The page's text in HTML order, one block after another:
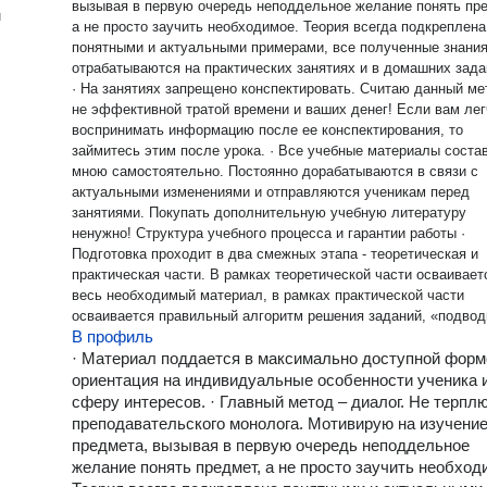
вызывая в первую очередь неподдельное желание понять
а не просто заучить необходимое. Теория всегда подкреплена
понятными и актуальными примерами, все полученные знания
отрабатываются на практических занятиях и в домашних
· На занятиях запрещено конспектировать. Считаю данный
не эффективной тратой времени и ваших денег! Если вам
воспринимать информацию после ее конспектирования, то
займитесь этим после урока. · Все учебные материалы
мною самостоятельно. Постоянно дорабатываются в связи с
актуальными изменениями и отправляются ученикам перед
занятиями. Покупать дополнительную учебную литературу
ненужно! Структура учебного процесса и гарантии работы ·
Подготовка проходит в два смежных этапа - теоретическая и
практическая части. В рамках теоретической части
весь необходимый материал, в рамках практической части
осваивается правильный алгоритм решения заданий,
камни», слова «триггеры» и множества других ловушек,
встретятся вам на экзаменах. · Веду открытую статистику о
прогрессе, давая прямые рекомендации как ученику, так и его
родителям. Приветствуется желание родителей быть
вовлеченными в учебный процесс и самостоятельно точечно
проверять знания своего ребенка. · Первое занятие - бесплатно. В
рамках первой встречи определяются: особенности
ученика, уровень знаний, объем работы, а также
В профиль
· Материал поддается в максимально доступной
ориентация на индивидуальные особенности ученика
сферу интересов. · Главный метод – диалог. Не
преподавательского монолога. Мотивирую на изучение
предмета, вызывая в первую очередь неподдельное
желание понять предмет, а не просто заучить